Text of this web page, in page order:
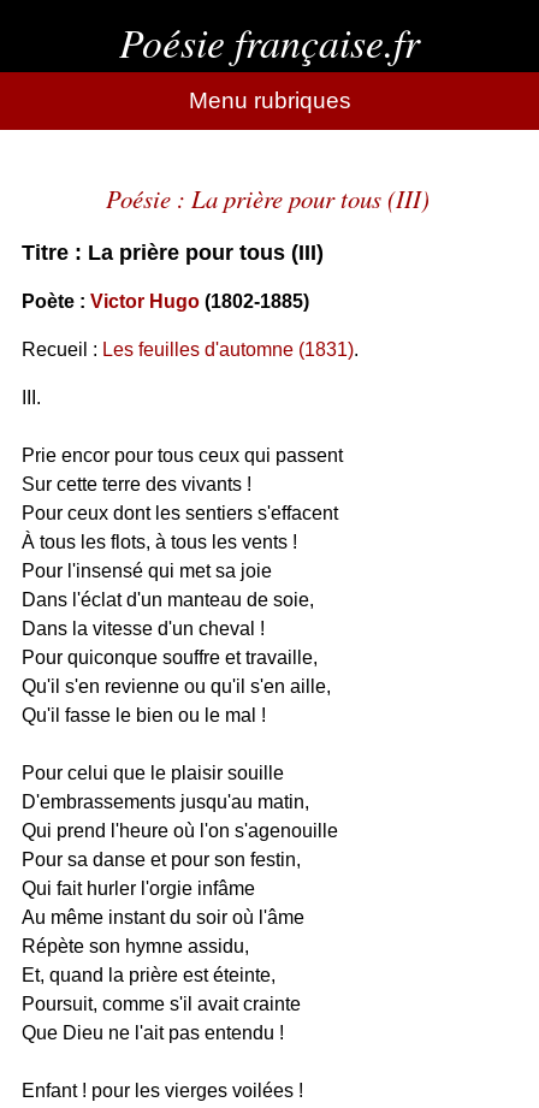
Poésie française.fr
Menu rubriques
Poésie : La prière pour tous (III)
Titre : La prière pour tous (III)
Poète : Victor Hugo(1802-1885)
Recueil : Les feuilles d'automne (1831).
III.
Prie encor pour tous ceux qui passent
Sur cette terre des vivants !
Pour ceux dont les sentiers s'effacent
À tous les flots, à tous les vents !
Pour l'insensé qui met sa joie
Dans l'éclat d'un manteau de soie,
Dans la vitesse d'un cheval !
Pour quiconque souffre et travaille,
Qu'il s'en revienne ou qu'il s'en aille,
Qu'il fasse le bien ou le mal !
Pour celui que le plaisir souille
D'embrassements jusqu'au matin,
Qui prend l'heure où l'on s'agenouille
Pour sa danse et pour son festin,
Qui fait hurler l'orgie infâme
Au même instant du soir où l'âme
Répète son hymne assidu,
Et, quand la prière est éteinte,
Poursuit, comme s'il avait crainte
Que Dieu ne l'ait pas entendu !
Enfant ! pour les vierges voilées !